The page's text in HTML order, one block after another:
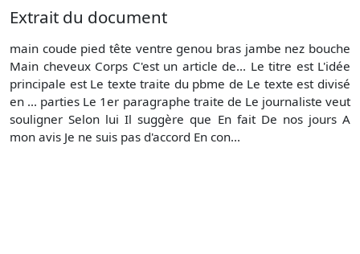
Extrait du document
main coude pied tête ventre genou bras jambe nez bouche
Main cheveux Corps C'est un article de... Le titre est L'idée
principale est Le texte traite du pbme de Le texte est divisé
en ... parties Le 1er paragraphe traite de Le journaliste veut
souligner Selon lui Il suggère que En fait De nos jours A
mon avis Je ne suis pas d'accord En con...